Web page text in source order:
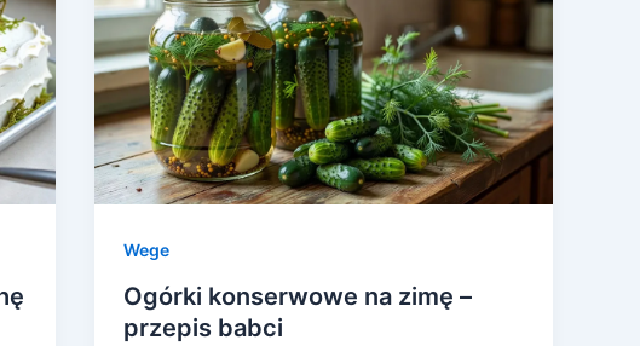
Wege
Ogórki konserwowe na zimę –
przepis babci